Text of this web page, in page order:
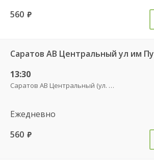
560 руб.
13:30
Саратов АВ Центральный (ул. им. Пугачева, 179 А)
Ежедневно
560 руб.